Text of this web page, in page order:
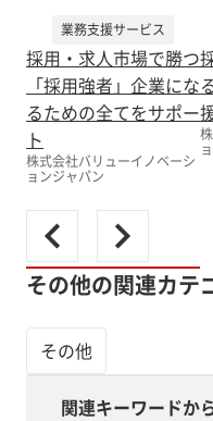
業務支援サービス
採用・求人市場で勝つ
「採用強者」企業にな
るための全てをサポー
ト
株式会社バリューイノベーシ
ョンジャパン
その他の関連カテ
その他
関連キーワードか